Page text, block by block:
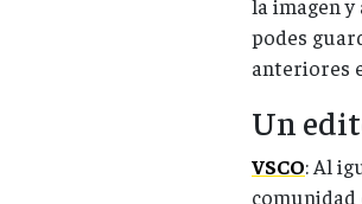
la imagen
podes
anteriores
Un
VSCO: Al
comunidad